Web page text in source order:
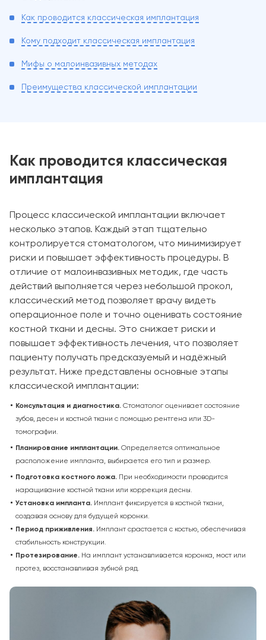
Как проводится классическая имплантация
Кому подходит классическая имплантация
Мифы о малоинвазивных методах
Преимущества классической имплантации
Как проводится классическая
имплантация
Процесс классической имплантации включает
несколько этапов. Каждый этап тщательно
контролируется стоматологом, что минимизирует
риски и повышает эффективность процедуры. В
отличие от малоинвазивных методик, где часть
действий выполняется через небольшой прокол,
классический метод позволяет врачу видеть
операционное поле и точно оценивать состояние
костной ткани и десны. Это снижает риски и
повышает эффективность лечения, что позволяет
пациенту получать предсказуемый и надёжный
результат. Ниже представлены основные этапы
классической имплантации:
Консультация и диагностика. Стоматолог оценивает состояние
зубов, десен и костной ткани с помощью рентгена или 3D-
томографии.
Планирование имплантации. Определяется оптимальное
расположение импланта, выбирается его тип и размер.
Подготовка костного ложа. При необходимости проводится
наращивание костной ткани или коррекция десны.
Установка импланта. Имплант фиксируется в костной ткани,
создавая основу для будущей коронки.
Период приживления. Имплант срастается с костью, обеспечивая
стабильность конструкции.
Протезирование. На имплант устанавливается коронка, мост или
протез, восстанавливая зубной ряд.